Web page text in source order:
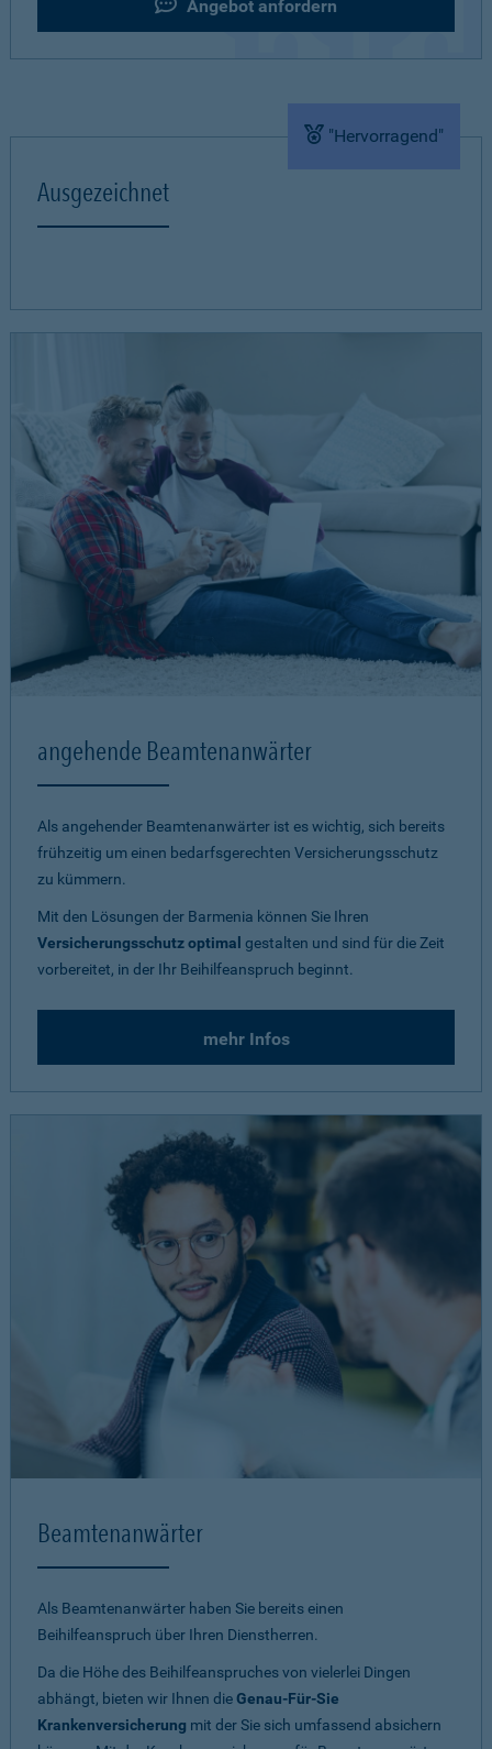
Angebot anfordern
"Hervorragend"
Ausgezeichnet
angehende Beamtenanwärter
Als angehender Beamtenanwärter ist es wichtig, sich bereits
frühzeitig um einen bedarfsgerechten Versicherungsschutz
zu kümmern.
Mit den Lösungen der Barmenia können Sie Ihren
Versicherungsschutz optimal gestalten und sind für die Zeit
vorbereitet, in der Ihr Beihilfeanspruch beginnt.
mehr Infos
Beamtenanwärter
Als Beamtenanwärter haben Sie bereits einen
Beihilfeanspruch über Ihren Dienstherren.
Da die Höhe des Beihilfeanspruches von vielerlei Dingen
abhängt, bieten wir Ihnen dieGenau-Für-Sie
Krankenversicherung mit der Sie sich umfassend absichern